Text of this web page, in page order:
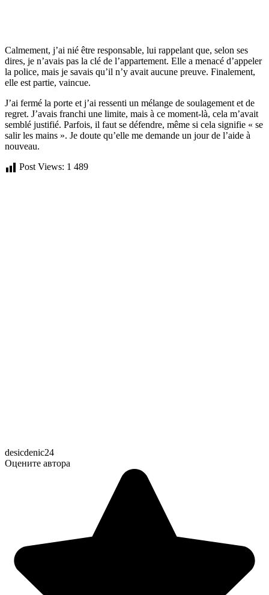
Calmement, j’ai nié être responsable, lui rappelant que, selon ses
dires, je n’avais pas la clé de l’appartement. Elle a menacé d’appeler
la police, mais je savais qu’il n’y avait aucune preuve. Finalement,
elle est partie, vaincue.
J’ai fermé la porte et j’ai ressenti un mélange de soulagement et de
regret. J’avais franchi une limite, mais à ce moment-là, cela m’avait
semblé justifié. Parfois, il faut se défendre, même si cela signifie « se
salir les mains ». Je doute qu’elle me demande un jour de l’aide à
nouveau.
Post Views: 1 489
desicdenic24
Оцените автора